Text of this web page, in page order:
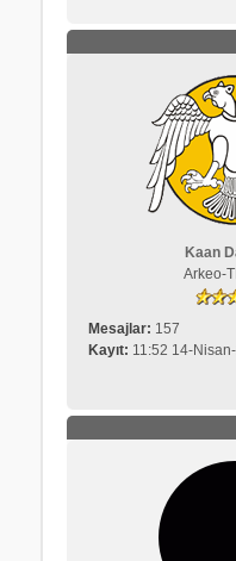
Kaan
Arkeo-
Mesajlar: 157
Kayıt: 11:52 14-